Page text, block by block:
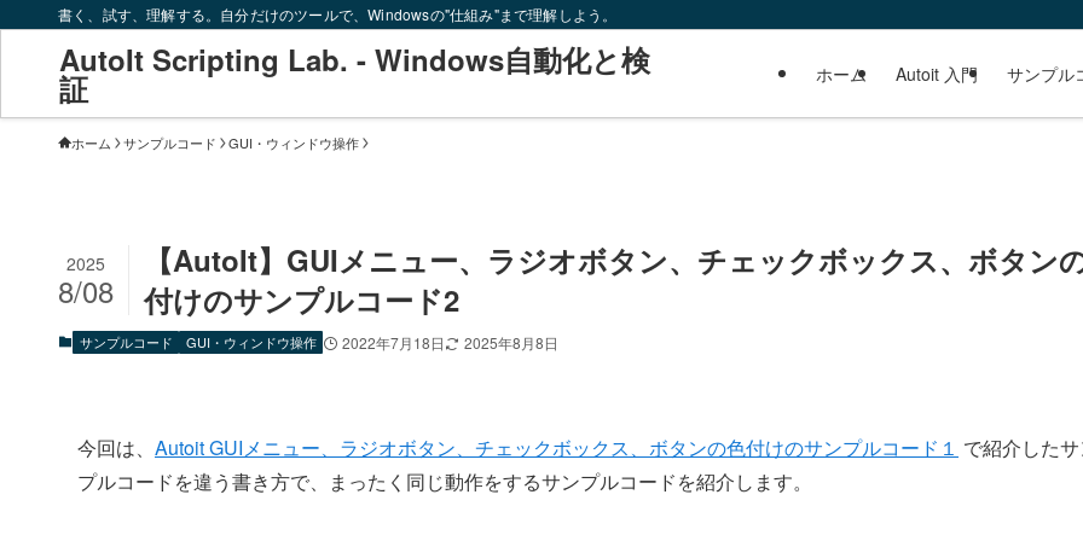
書く、試す、理解する。自分だけのツールで、Windowsの"仕組み"まで理解しよう。
AutoIt Scripting Lab. - Windows自動化と検
証 ホーム Autoit 入門 サンプル
ホーム サンプルコード GUI・ウィンドウ操作
【AutoIt】GUIメニュー、ラジオボタン、チェックボックス、ボタン
付けのサンプルコード2
2025
8/08
サンプルコード GUI・ウィンドウ操作 2022年7月18日 2025年8月8日
今回は、 Autoit GUIメニュー、ラジオボタン、チェックボックス、ボタンの色付けのサンプルコード１ で紹介した
プルコードを違う書き方で、まったく同じ動作をするサンプルコードを紹介します。